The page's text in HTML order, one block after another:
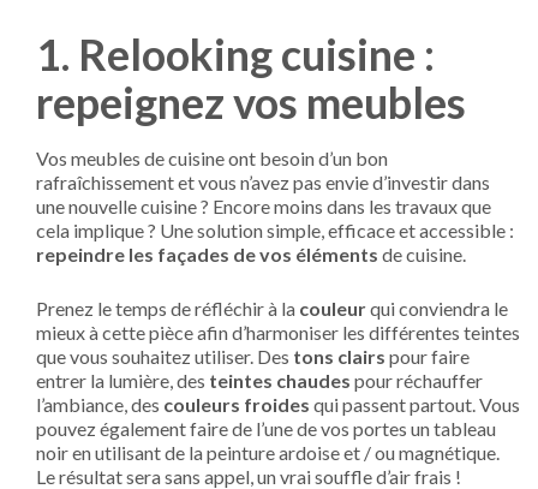
1. Relooking cuisine :
repeignez vos meubles
Vos meubles de cuisine ont besoin d’un bon
rafraîchissement et vous n’avez pas envie d’investir dans
une nouvelle cuisine ? Encore moins dans les travaux que
cela implique ? Une solution simple, efficace et accessible :
repeindre les façades de vos éléments de cuisine.
Prenez le temps de réfléchir à la couleurqui conviendra le
mieux à cette pièce afin d’harmoniser les différentes teintes
que vous souhaitez utiliser. Des tons clairs pour faire
entrer la lumière, des teintes chaudes pour réchauffer
l’ambiance, des couleurs froides qui passent partout. Vous
pouvez également faire de l’une de vos portes un tableau
noir en utilisant de la peinture ardoise et / ou magnétique.
Le résultat sera sans appel, un vrai souffle d’air frais !